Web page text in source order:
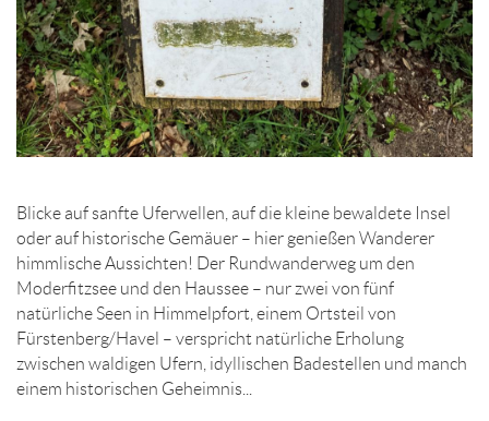
Blicke auf sanfte Uferwellen, auf die kleine bewaldete Insel
oder auf historische Gemäuer – hier genießen Wanderer
himmlische Aussichten! Der Rundwanderweg um den
Moderfitzsee und den Haussee – nur zwei von fünf
natürliche Seen in Himmelpfort, einem Ortsteil von
Fürstenberg/Havel – verspricht natürliche Erholung
zwischen waldigen Ufern, idyllischen Badestellen und manch
einem historischen Geheimnis...